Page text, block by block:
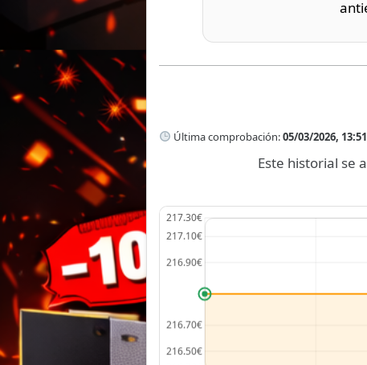
Última comprobación:05/03/2026, 13:51
Este historial se